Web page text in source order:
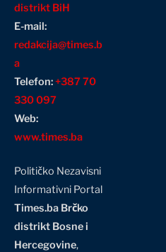
distrikt BiH
E-mail:
redakcija@times.b
a
Telefon:+387 70
330 097
Web:
www.times.ba
Političko Nezavisni
Informativni Portal
Times.ba Brčko
distrikt Bosne i
Hercegovine,